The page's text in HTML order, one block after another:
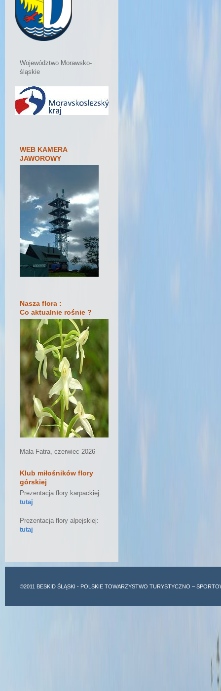
Województwo Morawsko-
śląskie
WEB KAMERA
JAWOROWY
Nasza flora :
Co aktualnie rośnie ?
Mała Fatra, czerwiec 2026
Klub miłośników flory
górskiej
Prezentacja flory karpackiej:
tutaj
Prezentacja flory alpejskiej:
tutaj
©2011 BESKID ŚLĄSKI - POLSKIE TOWARZYSTWO TURYSTYCZNO –